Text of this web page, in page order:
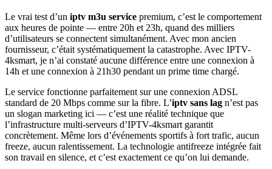
Le vrai test d’un iptv m3u service premium, c’est le comportement
aux heures de pointe — entre 20h et 23h, quand des milliers
d’utilisateurs se connectent simultanément. Avec mon ancien
fournisseur, c’était systématiquement la catastrophe. Avec IPTV-
4ksmart, je n’ai constaté aucune différence entre une connexion à
14h et une connexion à 21h30 pendant un prime time chargé.
Le service fonctionne parfaitement sur une connexion ADSL
standard de 20 Mbps comme sur la fibre. L’iptv sans lag n’est pas
un slogan marketing ici — c’est une réalité technique que
l’infrastructure multi-serveurs d’IPTV-4ksmart garantit
concrètement. Même lors d’événements sportifs à fort trafic, aucun
freeze, aucun ralentissement. La technologie antifreeze intégrée fait
son travail en silence, et c’est exactement ce qu’on lui demande.